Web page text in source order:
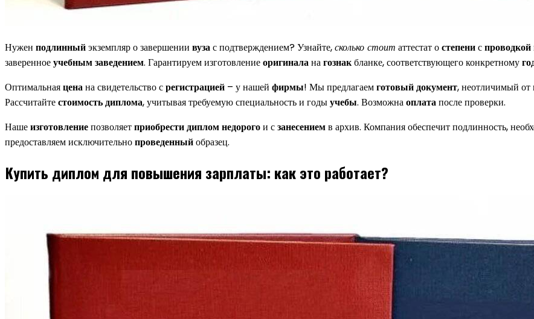
Нужен подлинныйэкземпляр о завершении вузас подтверждением? Узнайте,сколько стоит аттестат остепениспроводкой
заверенноеучебным заведением. Гарантируем изготовлениеоригиналанагознакбланке, соответствующего конкретному
Оптимальнаяценана свидетельство срегистрацией – у нашей фирмы! Мы предлагаемготовыйдокумент, неотличимый от
Рассчитайтестоимость диплома, учитывая требуемую специальность и годыучебы. Возможнаоплатапосле проверки.
Нашеизготовлениепозволяетприобрести дипломнедорогои сзанесениемв архив. Компания обеспечит подлинность,
предоставляем исключительнопроведенныйобразец.
Купить диплом для повышения зарплаты: как это работает?